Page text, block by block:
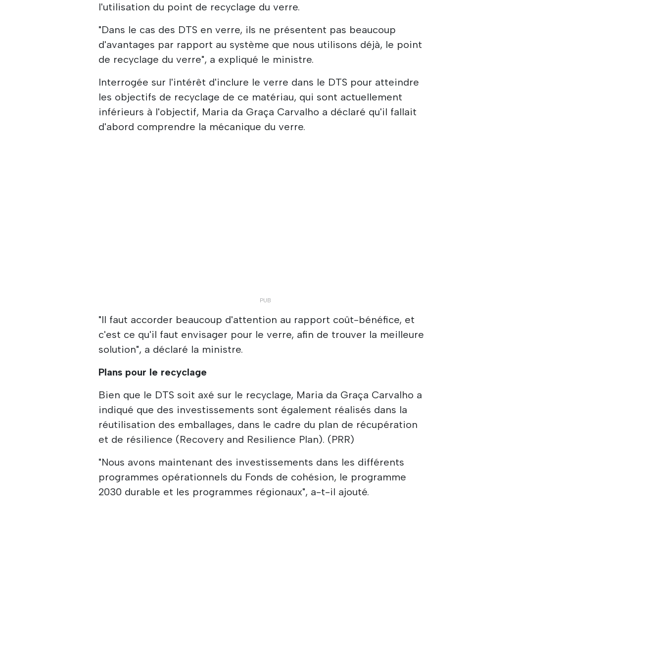
l'utilisation du point de recyclage du verre.
"Dans le cas des DTS en verre, ils ne présentent pas beaucoup
d'avantages par rapport au système que nous utilisons déjà, le point
de recyclage du verre", a expliqué le ministre.
Interrogée sur l'intérêt d'inclure le verre dans le DTS pour atteindre
les objectifs de recyclage de ce matériau, qui sont actuellement
inférieurs à l'objectif, Maria da Graça Carvalho a déclaré qu'il fallait
d'abord comprendre la mécanique du verre.
"Il faut accorder beaucoup d'attention au rapport coût-bénéfice, et
c'est ce qu'il faut envisager pour le verre, afin de trouver la meilleure
solution", a déclaré la ministre.
Plans pour le recyclage
Bien que le DTS soit axé sur le recyclage, Maria da Graça Carvalho a
indiqué que des investissements sont également réalisés dans la
réutilisation des emballages, dans le cadre du plan de récupération
et de résilience (Recovery and Resilience Plan). (PRR)
"Nous avons maintenant des investissements dans les différents
programmes opérationnels du Fonds de cohésion, le programme
2030 durable et les programmes régionaux", a-t-il ajouté.